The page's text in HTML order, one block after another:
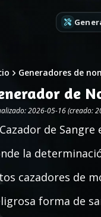
Generadores de
de
2026-05-16 (creado:
de
la
cazadores de
forma de